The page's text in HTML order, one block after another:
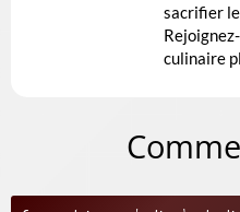
sacrifier
culinaire